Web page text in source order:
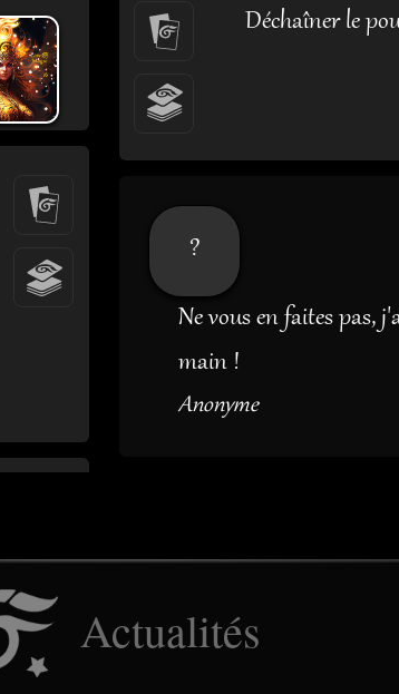
Déchaîner le
?
Ne vous en faites pas,
main !
Anonyme
Actualités